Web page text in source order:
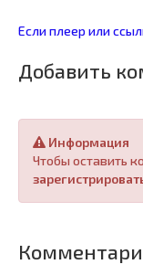
Если плеер или
Добавить
Информация
Чтобы оставить